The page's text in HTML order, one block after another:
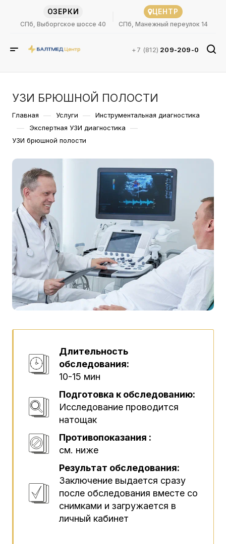
ОЗЕРКИ
СПб, Выборгское шоссе 40
ЦЕНТР
СПб, Манежный переулок 14
+7 (812) 209-209-0
УЗИ БРЮШНОЙ ПОЛОСТИ
Главная — Услуги — Инструментальная диагностика
— Экспертная УЗИ диагностика —
УЗИ брюшной полости
Длительность
обследования:
10-15 мин
Подготовка к обследованию:
Исследование проводится
натощак
Противопоказания :
см. ниже
Результат обследования:
Заключение выдается сразу
после обследования вместе со
снимками и загружается в
личный кабинет